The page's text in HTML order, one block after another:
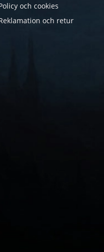
och cookies
och retur